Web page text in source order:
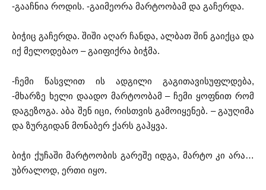
-გააჩნია როდის. -გაიმეორა მარტოობამ და გაჩერდა.
ბიჭიც გაჩერდა. შიში აღარ ჩანდა, ალბათ შინ გაიქცა და
იქ მელოდებაო – გაიფიქრა ბიჭმა.
-ჩემი წასვლით ის ადგილი გაგითავისუფლდება,
-მხარზე ხელი დაადო მარტოობამ – ჩემი ყოფნით რომ
დაგეზოგა. აბა შენ იცი, რისთვის გამოიყენებ. – გაუღიმა
და ზურგიდან მონაბერ ქარს გაჰყვა.
ბიჭი ქუჩაში მარტოობის გარეშე იდგა, მარტო კი არა…
უბრალოდ, ერთი იყო.